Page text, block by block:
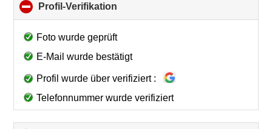
Profil-Verifikation
to
contents
Foto wurde geprüft
E-Mail wurde bestätigt
Profil wurde über verifiziert :
Telefonnummer wurde verifiziert